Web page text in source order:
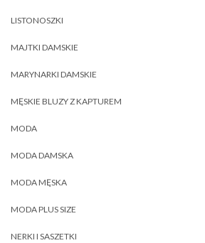
LISTONOSZKI
MAJTKI DAMSKIE
MARYNARKI DAMSKIE
MĘSKIE BLUZY Z KAPTUREM
MODA
MODA DAMSKA
MODA MĘSKA
MODA PLUS SIZE
NERKI I SASZETKI